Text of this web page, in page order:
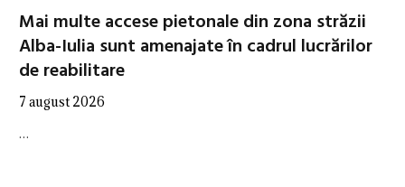
Mai multe accese pietonale din zona străzii
Alba-Iulia sunt amenajate în cadrul lucrărilor
de reabilitare
7 august 2026
…